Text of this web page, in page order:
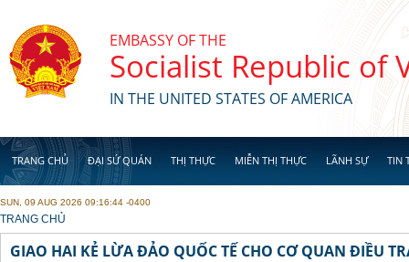
EMBASSY OF THE
Socialist Republic of
IN THE UNITED STATES OF AMERICA
TRANG CHỦ ĐẠI SỨ QUÁN THỊ THỰC MIỄN THỊ THỰC LÃNH SỰ TIN
SUN, 09 AUG 2026 09:16:44 -0400
YOU ARE HERE
TRANG CHỦ
GIAO HAI KẺ LỪA ĐẢO QUỐC TẾ CHO CƠ QUAN ĐIỀU